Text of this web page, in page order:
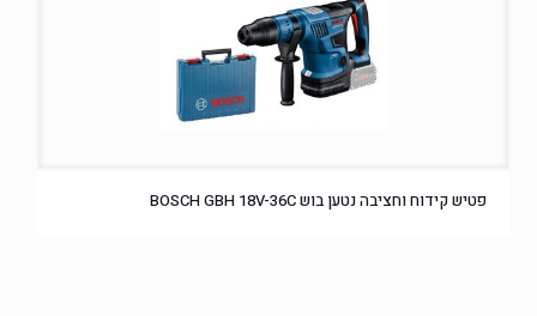
פטיש קידוח וחציבה נטען בוש BOSCH GBH 18V-36C